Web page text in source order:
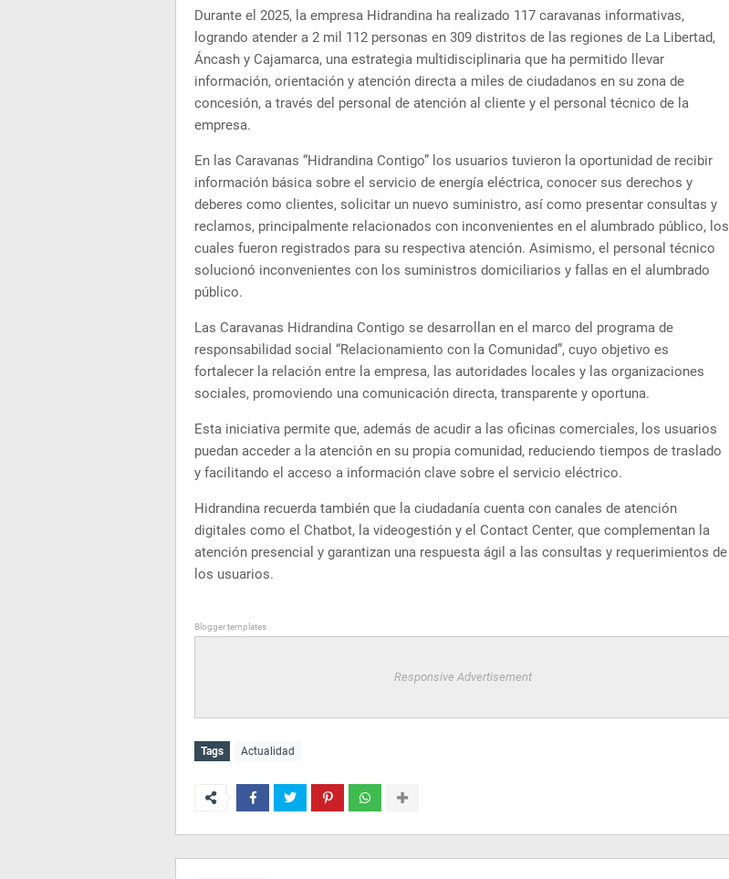
Durante el 2025, la empresa Hidrandina ha realizado 117 caravanas informativas,
logrando atender a 2 mil 112 personas en 309 distritos de las regiones de La Libertad,
Áncash y Cajamarca, una estrategia multidisciplinaria que ha permitido llevar
información, orientación y atención directa a miles de ciudadanos en su zona de
concesión, a través del personal de atención al cliente y el personal técnico de la
empresa.
En las Caravanas “Hidrandina Contigo” los usuarios tuvieron la oportunidad de recibir
información básica sobre el servicio de energía eléctrica, conocer sus derechos y
deberes como clientes, solicitar un nuevo suministro, así como presentar consultas y
reclamos, principalmente relacionados con inconvenientes en el alumbrado público, los
cuales fueron registrados para su respectiva atención. Asimismo, el personal técnico
solucionó inconvenientes con los suministros domiciliarios y fallas en el alumbrado
público.
Las Caravanas Hidrandina Contigo se desarrollan en el marco del programa de
responsabilidad social “Relacionamiento con la Comunidad”, cuyo objetivo es
fortalecer la relación entre la empresa, las autoridades locales y las organizaciones
sociales, promoviendo una comunicación directa, transparente y oportuna.
Esta iniciativa permite que, además de acudir a las oficinas comerciales, los usuarios
puedan acceder a la atención en su propia comunidad, reduciendo tiempos de traslado
y facilitando el acceso a información clave sobre el servicio eléctrico.
Hidrandina recuerda también que la ciudadanía cuenta con canales de atención
digitales como el Chatbot, la videogestión y el Contact Center, que complementan la
atención presencial y garantizan una respuesta ágil a las consultas y requerimientos de
los usuarios.
Blogger templates
Responsive Advertisement
Tags Actualidad